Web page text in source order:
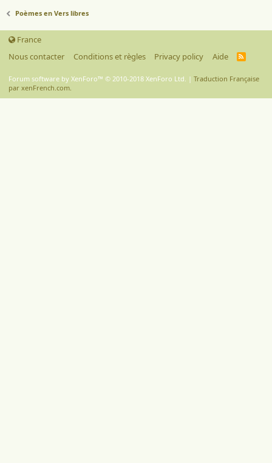
Poèmes en Vers libres
France
Nous contacter
Conditions et règles Privacy policy Aide
R
Forum software by XenForo™ © 2010-2018 XenForo Ltd. | Traduction Française
par xenFrench.com.